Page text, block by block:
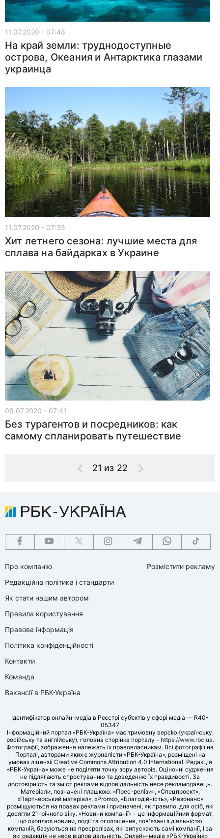
11.07.2020 - 07:48
На край земли: труднодоступные
острова, Океания и Антарктика глазами
украинца
11.07.2020 - 07:35
Хит летнего сезона: лучшие места для
сплава на байдарках в Украине
08.07.2020 - 07:41
Без турагентов и посредников: как
самому спланировать путешествие
21 из 22
Про компанію
Редакційна політика і стандарти
Як стати нашим автором
Правила користування
Правова інформація
Політика конфіденційності
Контакти
Команда
Вакансії в РБК-Україна
Розмістити рекламу
Ідентифікатор онлайн-медіа в Реєстрі суб’єктів у сфері медіа — R40-
05347
Інформаційний портал «РБК-Україна» має тримовну версію (українську,
російську та англійську), головна сторінка порталу - https://www.rbc.ua.
Фотографії, зображення належать їх правовласникам. Всі фотографії на
Порталі, авторами яких є журналісти «РБК-Україна», розміщені на
умовах ліцензії Creative Commons Attribution 4.0 International. Редакція
«РБК-Україна» може не поділяти точку зору авторів. Оціночні судження
не підлягають спростуванню та доведенню їх правдивості. За
достовірність та зміст реклами відповідальність несе рекламодавець.
Матеріали, позначені плашкою: «Прес-релізи», «Спецпроект»,
«Партнерський матеріал», «Promo», «Благодійність», «Резонанс»
розміщуються на правах реклами і призначені, як правило, для осіб, які
досягли 21-річного віку. «Новини компанії» - це інформаційний формат,
що охоплює новини, події та оголошення, пов'язані з діяльністю
компаній, базуються на пресрелізах, які випускають самі компанії, і за
які редакція не несе відповідальність. Онлайн-медіа «РБК-Україна»